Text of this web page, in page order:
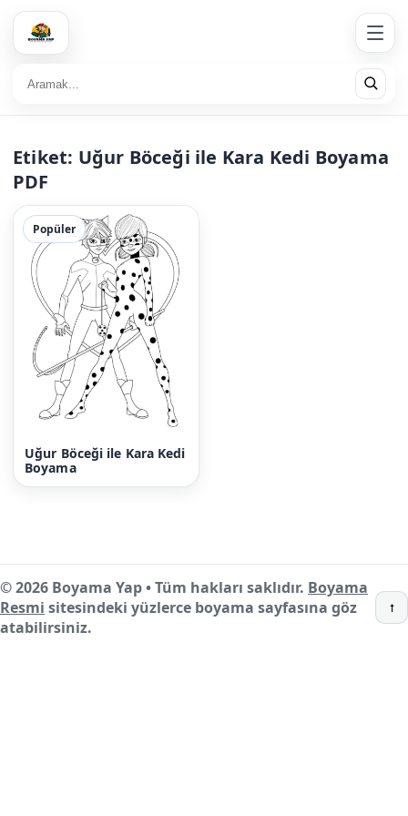
Etiket: Uğur Böceği ile Kara Kedi Boyama
PDF
Popüler
Uğur Böceği ile Kara Kedi
Boyama
© 2026 Boyama Yap • Tüm hakları saklıdır. Boyama
Resmi sitesindeki yüzlerce boyama sayfasına göz
atabilirsiniz.
↑